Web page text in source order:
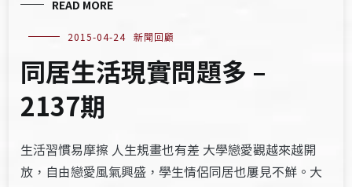
READ MORE
2015-04-24 新聞回顧
同居生活現實問題多 –
2137期
生活習慣易摩擦 人生規畫也有差 大學戀愛觀越來越開
放，自由戀愛風氣興盛，學生情侶同居也屢見不鮮。大